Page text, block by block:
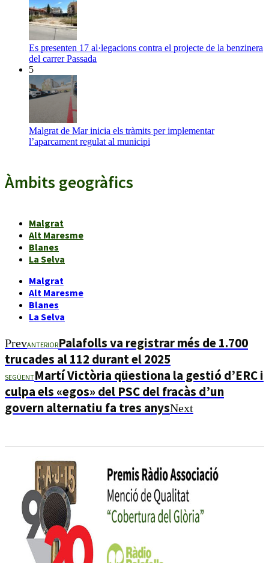
Es presenten 17 al·legacions contra el projecte de la benzinera
del carrer Passada
5
Malgrat de Mar inicia els tràmits per implementar
l’aparcament regulat al municipi
Àmbits geogràfics
Malgrat
Alt Maresme
Blanes
La Selva
Malgrat
Alt Maresme
Blanes
La Selva
PrevANTERIORPalafolls va registrar més de 1.700
trucades al 112 durant el 2025
SEGÜENTMartí Victòria qüestiona la gestió d’ERC i
culpa els «egos» del PSC del fracàs d’un
govern alternatiu fa tres anysNext